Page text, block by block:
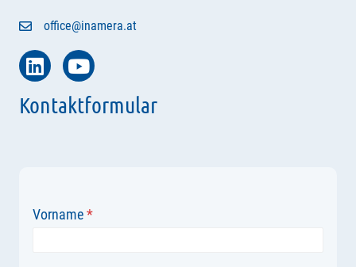
office@inamera.at
Kontaktformular
Vorname*